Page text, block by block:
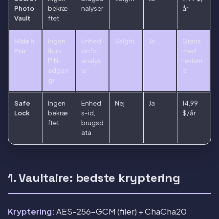
Photo
Vault
bekræ
ftet
nalyser
år
Hide it
Pro
Ingen
(kun
PIN-
adgan
g)
Enhed
sinfo,
analys
er
Valgfri Ja
Gratis
med
reklam
er
Safe
Lock
Ingen
bekræ
ftet
Enhed
s-id,
brugsd
ata
Nej Ja
14,99
$/år
1. Vaultaire: bedste kryptering
Kryptering: AES-256-GCM (filer) + ChaCha20